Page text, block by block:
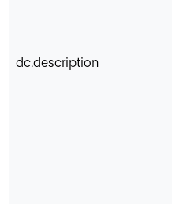
dc.description